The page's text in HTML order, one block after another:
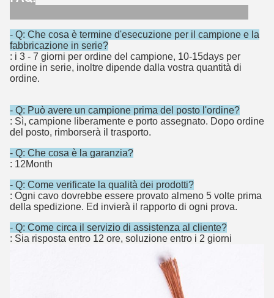
- Q: Che cosa è termine d'esecuzione per il campione e la
fabbricazione in serie?
: i 3 - 7 giorni per ordine del campione, 10-15days per
ordine in serie, inoltre dipende dalla vostra quantità di
ordine.
- Q: Può avere un campione prima del posto l'ordine?
: Sì, campione liberamente e porto assegnato. Dopo ordine
del posto, rimborserà il trasporto.
- Q: Che cosa è la garanzia?
: 12Month
- Q: Come verificate la qualità dei prodotti?
: Ogni cavo dovrebbe essere provato almeno 5 volte prima
della spedizione. Ed invierà il rapporto di ogni prova.
- Q: Come circa il servizio di assistenza al cliente?
: Sia risposta entro 12 ore, soluzione entro i 2 giorni